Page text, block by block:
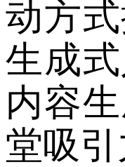
动方
生成
内容
堂吸